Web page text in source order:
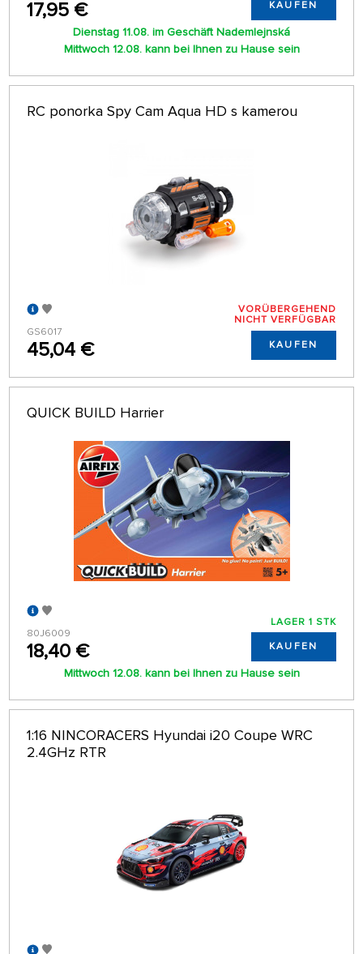
17,95 € KAUFEN
Dienstag 11.08. im Geschäft Nademlejnská
Mittwoch 12.08. kann bei Ihnen zu Hause sein
RC ponorka Spy Cam Aqua HD s kamerou
GS6017
45,04 €
VORÜBERGEHEND
NICHT VERFÜGBAR
KAUFEN
QUICK BUILD Harrier
80J6009
18,40 €
LAGER 1 STK
KAUFEN
Mittwoch 12.08. kann bei Ihnen zu Hause sein
1:16 NINCORACERS Hyundai i20 Coupe WRC
2.4GHz RTR